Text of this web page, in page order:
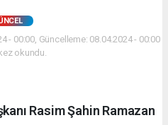
- 00:00, Güncelleme: 08.04.2024 - 00:00
okundu.
Rasim Şahin Ramazan